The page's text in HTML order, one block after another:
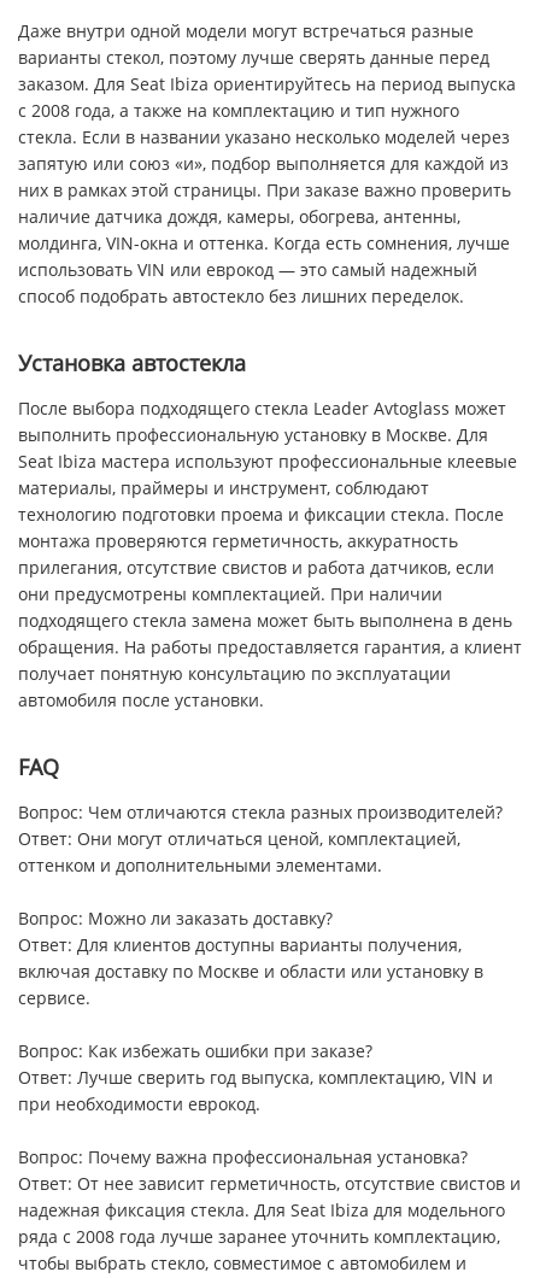
Даже внутри одной модели могут встречаться разные
варианты стекол, поэтому лучше сверять данные перед
заказом. Для Seat Ibiza ориентируйтесь на период выпуска
с 2008 года, а также на комплектацию и тип нужного
стекла. Если в названии указано несколько моделей через
запятую или союз «и», подбор выполняется для каждой из
них в рамках этой страницы. При заказе важно проверить
наличие датчика дождя, камеры, обогрева, антенны,
молдинга, VIN-окна и оттенка. Когда есть сомнения, лучше
использовать VIN или еврокод — это самый надежный
способ подобрать автостекло без лишних переделок.
Установка автостекла
После выбора подходящего стекла Leader Avtoglass может
выполнить профессиональную установку в Москве. Для
Seat Ibiza мастера используют профессиональные клеевые
материалы, праймеры и инструмент, соблюдают
технологию подготовки проема и фиксации стекла. После
монтажа проверяются герметичность, аккуратность
прилегания, отсутствие свистов и работа датчиков, если
они предусмотрены комплектацией. При наличии
подходящего стекла замена может быть выполнена в день
обращения. На работы предоставляется гарантия, а клиент
получает понятную консультацию по эксплуатации
автомобиля после установки.
FAQ
Вопрос: Чем отличаются стекла разных производителей?
Ответ: Они могут отличаться ценой, комплектацией,
оттенком и дополнительными элементами.
Вопрос: Можно ли заказать доставку?
Ответ: Для клиентов доступны варианты получения,
включая доставку по Москве и области или установку в
сервисе.
Вопрос: Как избежать ошибки при заказе?
Ответ: Лучше сверить год выпуска, комплектацию, VIN и
при необходимости еврокод.
Вопрос: Почему важна профессиональная установка?
Ответ: От нее зависит герметичность, отсутствие свистов и
надежная фиксация стекла. Для Seat Ibiza для модельного
ряда с 2008 года лучше заранее уточнить комплектацию,
чтобы выбрать стекло, совместимое с автомобилем и